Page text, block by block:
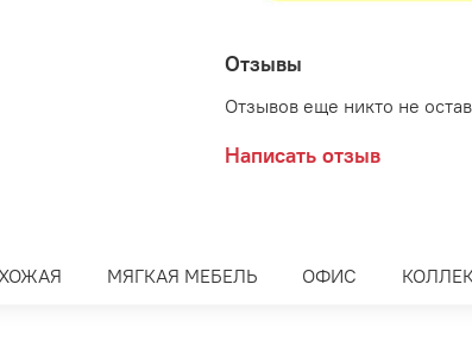
Отзывы
Отзывов еще никто не
Написать отзыв
МЯГКАЯ МЕБЕЛЬ ОФИС